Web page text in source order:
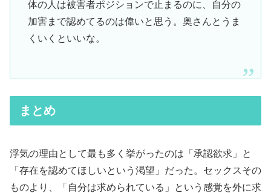
体の人は被害者ポジションで止まるのに、自分の
加害まで認めてるのは偉いと思う。奥さんとうま
くいくといいな。
まとめ
浮気の理由として最も多く挙がったのは「承認欲求」と
「存在を認めてほしいという渇望」だった。セックスその
ものより、「自分は求められている」という感覚を外に求